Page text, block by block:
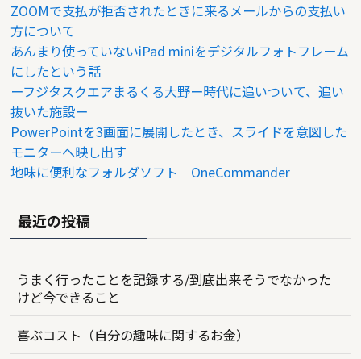
ZOOMで支払が拒否されたときに来るメールからの支払い
方について
あんまり使っていないiPad miniをデジタルフォトフレーム
にしたという話
ーフジタスクエアまるくる大野ー時代に追いついて、追い
抜いた施設ー
PowerPointを3画面に展開したとき、スライドを意図した
モニターへ映し出す
地味に便利なフォルダソフト OneCommander
最近の投稿
うまく行ったことを記録する/到底出来そうでなかった
けど今できること
喜ぶコスト（自分の趣味に関するお金）